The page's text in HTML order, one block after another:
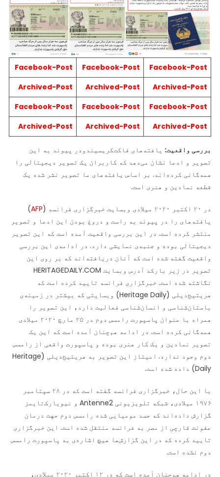
Facebook-Post
Facebook-Post
Facebook-Post
Archived-Post
Archived-Post
Archived-Post
Facebook-Post
Facebook-Post
Facebook-Post
Archived-Post
Archived-Post
Archived-Post
بررسی واقعیت: یافته‌های فاکت‌کریسیندودر پیوند به این
تصویر و ادعا نشان می‌دهد که کاربران یک تصویر دیجیتالی را
همه‌گانی کرده‌اند. بر اساس یافته‌های ما تصویر نشر شده یک
قطعه نمادین و هنری است.
در ۲۰ اکتبر ۲۰۲۰ میلادی وبسایت خبرگزاری فرانسه ( AFP
)
یافته‌های را در پیوند به راست و دروغ بودن این ادعا و تصویر
منتشر کرده است. در این بررسی واقعیت آمده است که این تصویر
دیجیتالی بوده و جنبه‌ی نمایشی دارد. در ادامه‌ی این بررسی
واقعیت گفته شده است که آنان دریافته‌اند که بر روی این
تصویر در زیر بارکد آدرس وبسایت HERITAGEDAILY.COM
نگاشته شده است. خبرگزاری فرانسه تایید کرده است که
هریتیج‌دیلی (Heritage Daily) وبسایتی که بیشتر در زمینه‌ی
باستان‌شناسی و انسان‌شناسی فعالیت دارد، این تصویر را
همراه با عنوان پاسپورت رامسس دوم در ۲۵ مارچ ۲۰۲۰ میلادی
همه‌گانی کرده است. در ادامه هم‌چنان آمده است که این یک
تصویر نمادین و یک کار هنری بوده و پاسپورت واقعی از رامسس
دوم وجود ندارد. امیتاز این تصویر به هریتیج‌دیلی (Heritage
Daily) داده شده است.
با این حال، خبرگزاری فرانسه گفته است که در ۲۸ سپتامبر
۱۹۷۶ میلادی، شبکه تلویزیونی Antenne2 و نیویارک‌تایمز
گزارش داده‌اند که جسد مومیایی شده رامسس دوم جهت درمان
عفونت قارچی از مصر به فرانسه منتقل شده است. این خبرگزاری
تایید کرده که در این گزارش‌ها هیچ اشاره‌ی به پاسپورت رامسس
دوم نشده است.
در ادامه هم‌چنان آمده است که در ۱۲ اکتبر ۲۰۲۰ میلادی،